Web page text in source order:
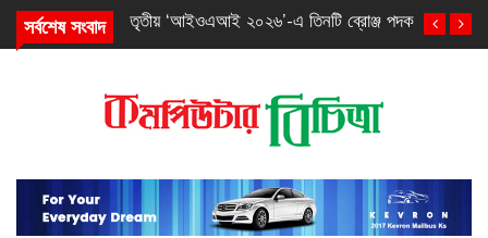
সর্বশেষ সংবাদ
তৃতীয় ‘আইওএআই ২০২৬’-এ তিনটি ব্রোঞ্জ পদক পেল বাংলাদেশ